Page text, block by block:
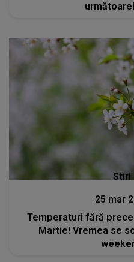
Stiri
25 mar
Temperaturi fără
Martie! Vremea se